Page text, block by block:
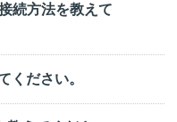
続方法を教えて
ください。